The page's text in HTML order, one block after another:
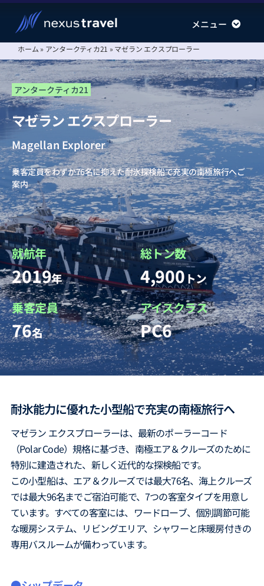
content
メニュー
南極旅行
北極旅行
運航会社
情報ステーション
会社案内
メニュー
南極旅行
北極旅行
運航会社
情報ステーション
会社案内
ホーム » アンタークティカ21 »マゼラン エクスプローラー
アンタークティカ21
マゼラン エクスプローラー
Magellan Explorer
乗客定員をわずか76名に抑えた耐氷探検船で充実の南極旅行へご
案内
就航年
2019年
総トン数
4,900 トン
乗客定員
76名
アイスクラス
PC6
耐氷能力に優れた小型船で充実の南極旅行へ
マゼラン エクスプローラーは、最新のポーラーコード
（Polar Code）規格に基づき、南極エア＆クルーズのために
特別に建造された、新しく近代的な探検船です。
この小型船は、エア＆クルーズでは最大76名、海上クルーズ
では最大96名までご宿泊可能で、7つの客室タイプを用意し
ています。すべての客室には、ワードローブ、個別調節可能
な暖房システム、リビングエリア、シャワーと床暖房付きの
専用バスルームが備わっています。